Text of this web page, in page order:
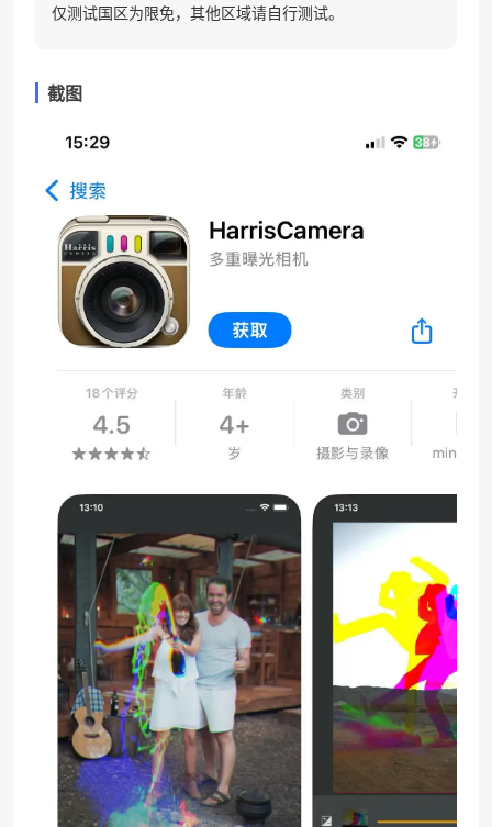
仅测试国区为限免，其他区域请自行测试。
截图